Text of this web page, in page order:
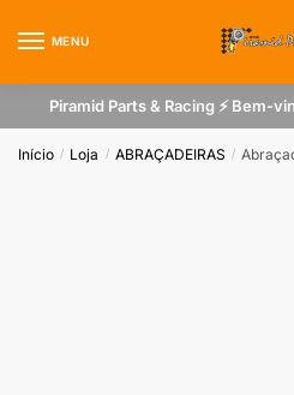
MENU
Piramid Parts & Racing ⚡ Bem-
Início / Loja / ABRAÇADEIRAS /